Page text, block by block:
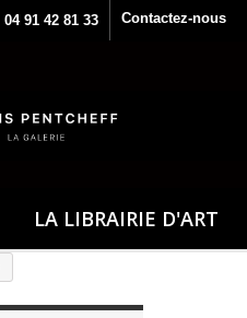
04 91 42 81 33 Contactez-nous
LA LIBRAIRIE D'ART